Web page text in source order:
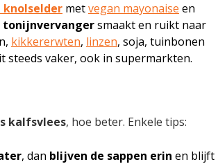
metvegan mayonaise en
smaakt en ruikt naar
kikkererwten, linzen, soja, tuinbonen
steeds vaker, ook in supermarkten.
kalfsvlees, hoe beter. Enkele tips:
, dan blijven de sappen erin en blijft